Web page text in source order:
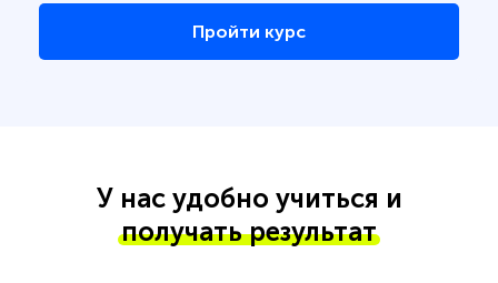
Пройти курс
У нас удобно учиться и
получать результат